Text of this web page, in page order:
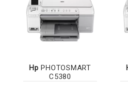
Hp PHOTOSMART
C5380